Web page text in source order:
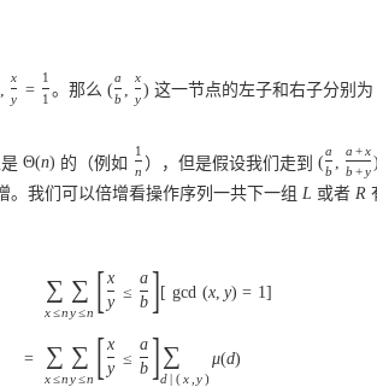
x
y =
1
1 。那么 (
a
b
x
y) 这一节点的左子和右子分别为
Θ(n) 的（例如
1
n ），但是假设我们走到 (
a
b ,
a +x
b+y )
。我们可以倍增看操作序列一共下一组 L 或者 R
∑
x≤n
∑
y≤n [x
y
≤
a
b ][ gcd (x, y) = 1]
= ∑
x≤n
∑
y≤n [x
y
≤
a
b ]∑
d| (x y)
μ(d)